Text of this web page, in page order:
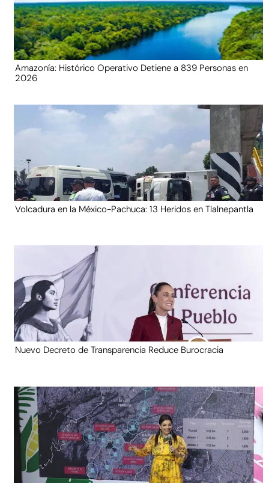
Amazonía: Histórico Operativo Detiene a 839 Personas en
2026
Volcadura en la México-Pachuca: 13 Heridos en Tlalnepantla
Nuevo Decreto de Transparencia Reduce Burocracia